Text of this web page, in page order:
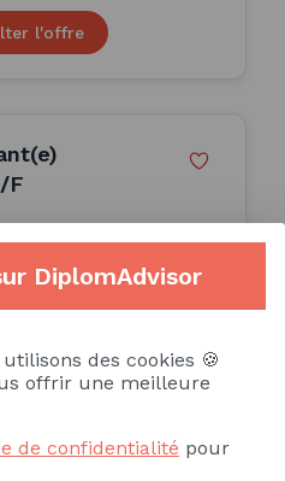
l'offre
F
l'offre
DiplomAdvisor
des cookies 🍪
offrir une meilleure
de confidentialité pour